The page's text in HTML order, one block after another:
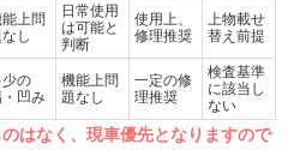
上問
し
日常使用
は可能と
判断
使用上、
修理推奨
上物載せ
替え前提
少の
凹み
機能上問
題なし
一定の修
理推奨
検査基準
に該当し
ない
はなく、現車優先となりますので